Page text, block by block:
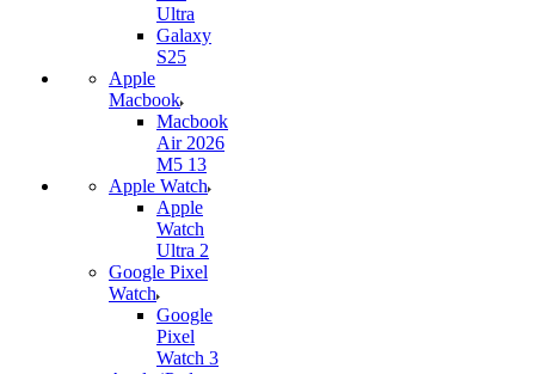
Ultra
Galaxy
S25
Apple
Macbook
Macbook
Air 2026
M5 13
Apple Watch
Apple
Watch
Ultra 2
Google Pixel
Watch
Google
Pixel
Watch 3